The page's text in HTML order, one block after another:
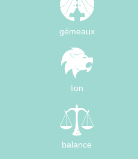
gémeaux
lion
balance